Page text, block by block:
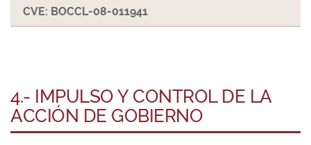
CVE: BOCCL-08-011941
4.- IMPULSO Y CONTROL DE LA
ACCIÓN DE GOBIERNO